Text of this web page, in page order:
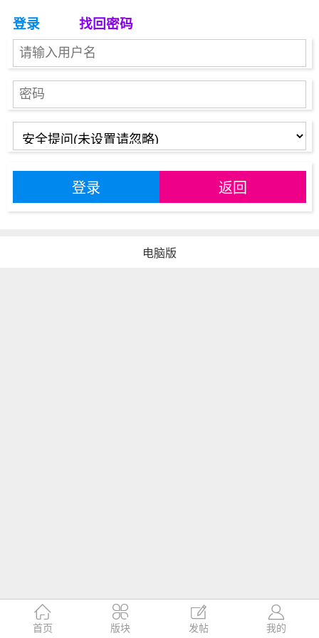
登录 找回密码
登录 返回

首页

版块

发帖

我的
电脑版